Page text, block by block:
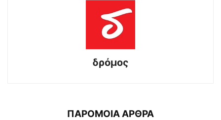
δρόμος
ΠΑΡΟΜΟΙΑ ΑΡΘΡΑ